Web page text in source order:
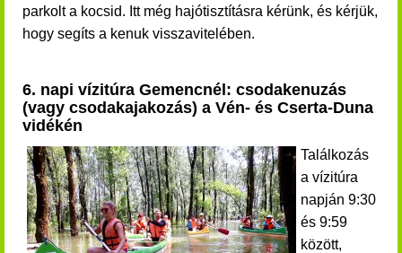
parkolt a kocsid. Itt még hajótisztításra kérünk, és kérjük,
hogy segíts a kenuk visszavitelében.
6. napi vízitúra Gemencnél: csodakenuzás
(vagy csodakajakozás) a Vén- és Cserta-Duna
vidékén
Találkozás
a vízitúra
napján 9:30
és 9:59
között,